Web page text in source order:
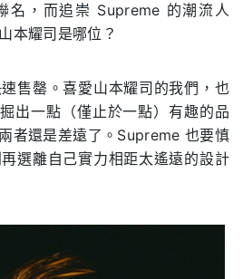
名，而追崇 Supreme 的潮流人
本耀司是哪位？
售罄。喜愛山本耀司的我們，也
出一點（僅止於一點）有趣的品
者還是差遠了。Supreme 也要慎
選離自己實力相距太遙遠的設計